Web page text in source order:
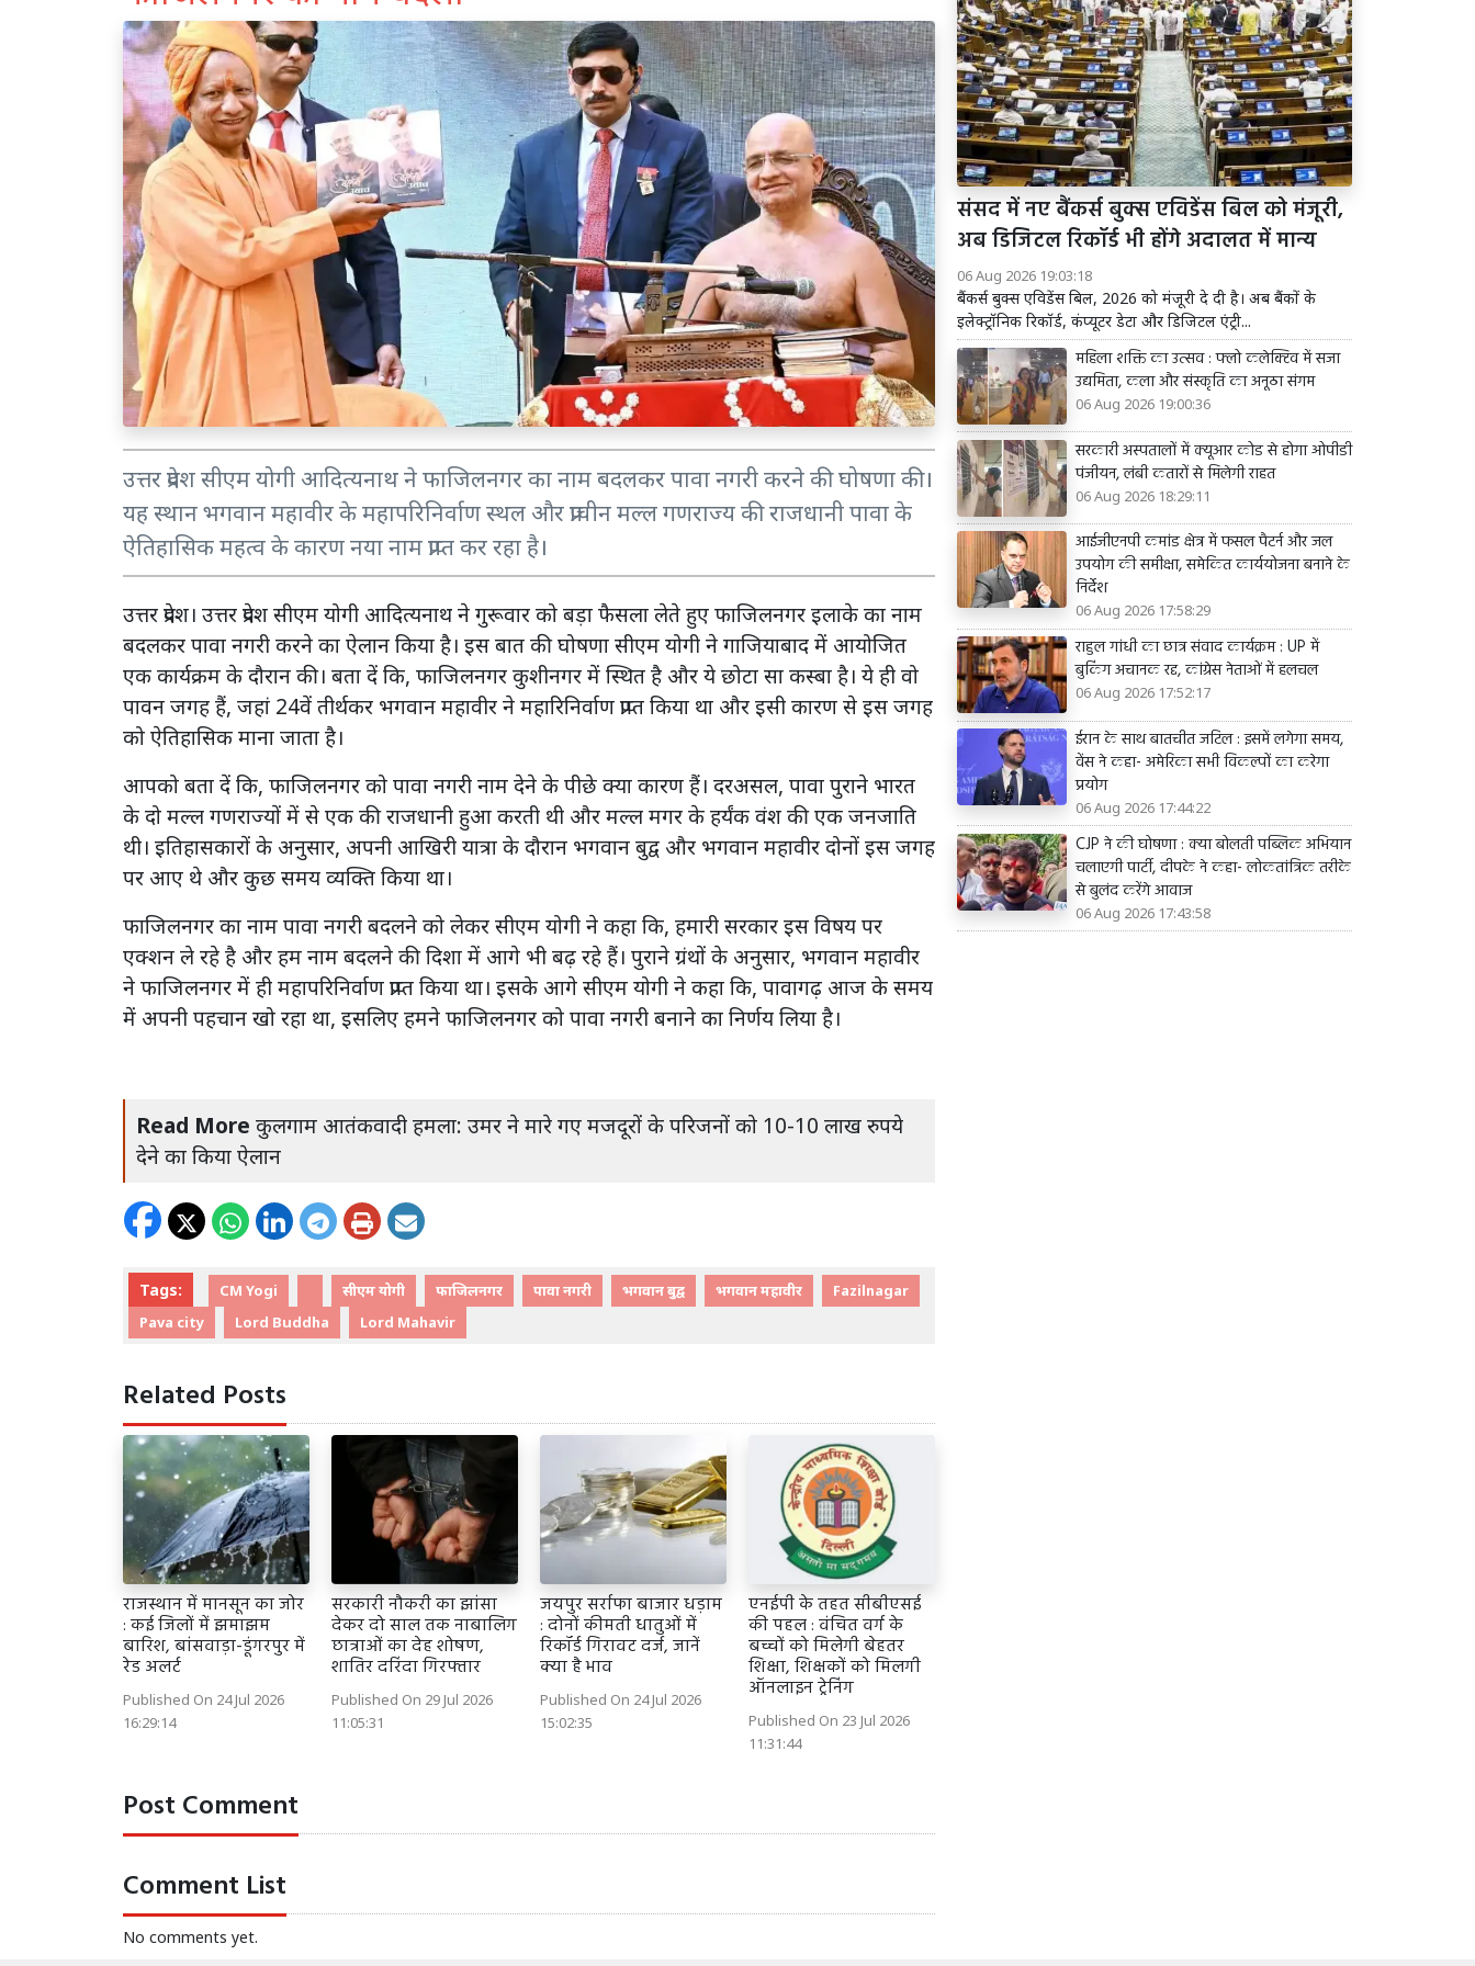
उत्तर प्रदेश सीएम योगी आदित्यनाथ ने फाजिलनगर का नाम बदलकर पावा नगरी करने की घोषणा की।
यह स्थान भगवान महावीर के महापरिनिर्वाण स्थल और प्राचीन मल्ल गणराज्य की राजधानी पावा के
ऐतिहासिक महत्व के कारण नया नाम प्राप्त कर रहा है।
उत्तर प्रदेश। उत्तर प्रदेश सीएम योगी आदित्यनाथ ने गुरूवार को बड़ा फैसला लेते हुए फाजिलनगर इलाके का नाम
बदलकर पावा नगरी करने का ऐलान किया है। इस बात की घोषणा सीएम योगी ने गाजियाबाद में आयोजित
एक कार्यक्रम के दौरान की। बता दें कि, फाजिलनगर कुशीनगर में स्थित है और ये छोटा सा कस्बा है। ये ही वो
पावन जगह हैं, जहां 24वें तीर्थकर भगवान महावीर ने महारिनिर्वाण प्राप्त किया था और इसी कारण से इस जगह
को ऐतिहासिक माना जाता है।
आपको बता दें कि, फाजिलनगर को पावा नगरी नाम देने के पीछे क्या कारण हैं। दरअसल, पावा पुराने भारत
के दो मल्ल गणराज्यों में से एक की राजधानी हुआ करती थी और मल्ल मगर के हर्यंक वंश की एक जनजाति
थी। इतिहासकारों के अनुसार, अपनी आखिरी यात्रा के दौरान भगवान बुद्व और भगवान महावीर दोनों इस जगह
पर आए थे और कुछ समय व्यक्ति किया था।
फाजिलनगर का नाम पावा नगरी बदलने को लेकर सीएम योगी ने कहा कि, हमारी सरकार इस विषय पर
एक्शन ले रहे है और हम नाम बदलने की दिशा में आगे भी बढ़ रहे हैं। पुराने ग्रंथों के अनुसार, भगवान महावीर
ने फाजिलनगर में ही महा​परिनिर्वाण प्राप्त किया था। इसके आगे सीएम योगी ने कहा कि, पावागढ़ आज के समय
में अपनी पहचान खो रहा था, इसलिए हमने फाजिलनगर को पावा नगरी बनाने का निर्णय लिया है।
Read More कुलगाम आतंकवादी हमला: उमर ने मारे गए मजदूरों के परिजनों को 10-10 लाख रुपये
देने का किया ऐलान
Tags: CM Yogi सीएम योगी फाजिलनगर पावा नगरी भगवान बुद्व भगवान महावीर
Fazilnagar
Pava city
Lord Buddha Lord Mahavir
Related Posts
राजस्थान में मानसून का जोर
: कई जिलों में झमाझम
बारिश, बांसवाड़ा-डूंगरपुर में
रेड अलर्ट
Published On 24 Jul 2026
16:29:14
सरकारी नौकरी का झांसा
देकर दो साल तक नाबालिग
छात्राओं का देह शोषण,
शातिर दरिंदा गिरफ्तार
Published On 29 Jul 2026
11:05:31
जयपुर सर्राफा बाजार धड़ाम
: दोनों कीमती धातुओं में
रिकॉर्ड गिरावट दर्ज, जानें
क्या है भाव
Published On 24 Jul 2026
15:02:35
एनईपी के तहत सीबीएसई
की पहल : वंचित वर्ग के
बच्चों को मिलेगी बेहतर
शिक्षा, शिक्षकों को मिलगी
ऑनलाइन ट्रेनिंग
Published On 23 Jul 2026
11:31:44
Post Comment
Comment List
No comments yet.
संसद में नए बैंकर्स बुक्स एविडेंस बिल को मंजूरी,
अब डिजिटल रिकॉर्ड भी होंगे अदालत में मान्य
06 Aug 2026 19:03:18
बैंकर्स बुक्स एविडेंस बिल, 2026 को मंजूरी दे दी है। अब बैंकों के
इलेक्ट्रॉनिक रिकॉर्ड, कंप्यूटर डेटा और डिजिटल एंट्री...
महिला शक्ति का उत्सव : फ्लो कलेक्टिव में सजा
उद्यमिता, कला और संस्कृति का अनूठा संगम
06 Aug 2026 19:00:36
सरकारी अस्पतालों में क्यूआर कोड से होगा ओपीडी
पंजीयन, लंबी कतारों से मिलेगी राहत
06 Aug 2026 18:29:11
आईजीएनपी कमांड क्षेत्र में फसल पैटर्न और जल
उपयोग की समीक्षा, समेकित कार्ययोजना बनाने के
निर्देश
06 Aug 2026 17:58:29
राहुल गांधी का छात्र संवाद कार्यक्रम : UP में
बुकिंग अचानक रद्द, कांग्रेस नेताओं में हलचल
06 Aug 2026 17:52:17
ईरान के साथ बातचीत जटिल : इसमें लगेगा समय,
वेंस ने कहा- अमेरिका सभी विकल्पों का करेगा
प्रयोग
06 Aug 2026 17:44:22
CJP ने की घोषणा : क्या बोलती पब्लिक अभियान
चलाएगी पार्टी, दीपके ने कहा- लोकतांत्रिक तरीके
से बुलंद करेंगे आवाज
06 Aug 2026 17:43:58